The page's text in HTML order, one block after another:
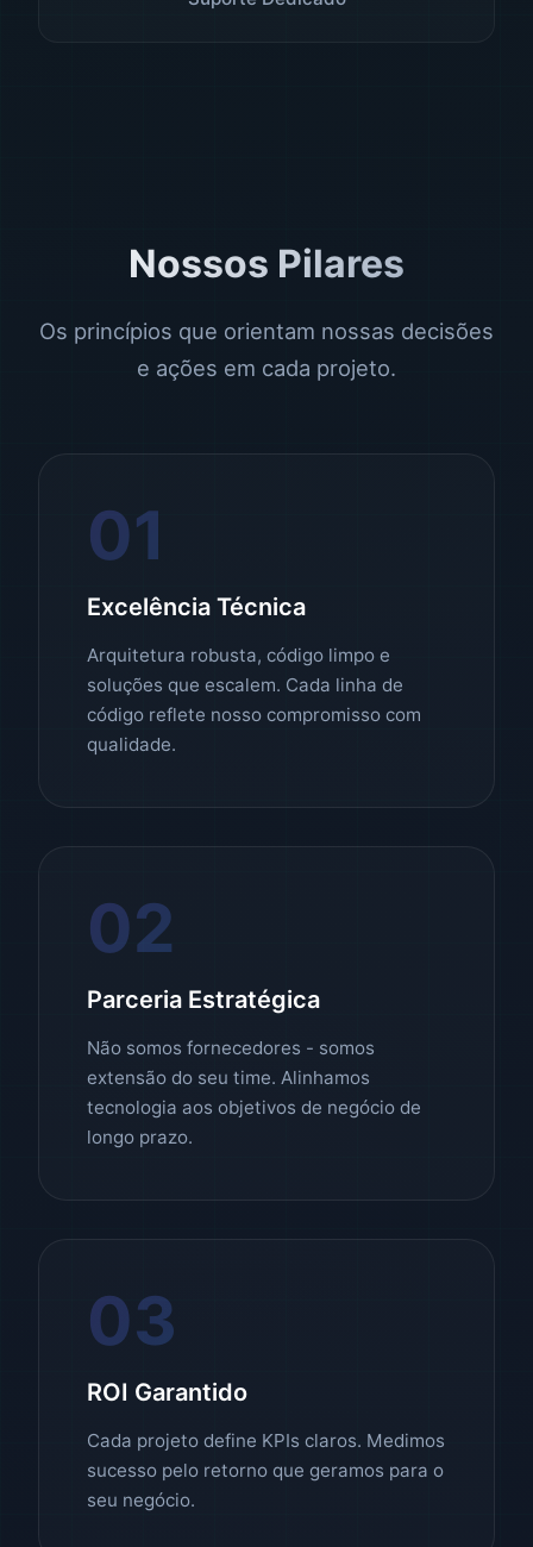
Nossos Pilares
Os princípios que orientam nossas decisões
e ações em cada projeto.
01
Excelência Técnica
Arquitetura robusta, código limpo e
soluções que escalem. Cada linha de
código reflete nosso compromisso com
qualidade.
02
Parceria Estratégica
Não somos fornecedores - somos
extensão do seu time. Alinhamos
tecnologia aos objetivos de negócio de
longo prazo.
03
ROI Garantido
Cada projeto define KPIs claros. Medimos
sucesso pelo retorno que geramos para o
seu negócio.